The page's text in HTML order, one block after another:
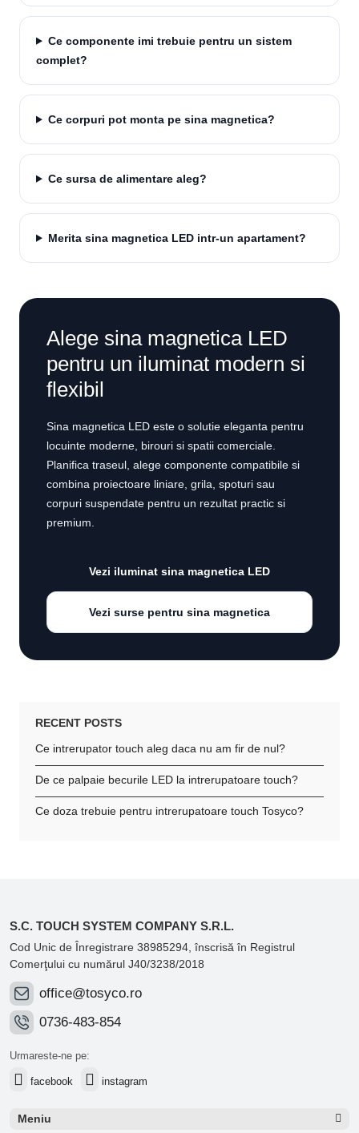
Ce componente imi trebuie pentru un sistem
complet?
Ce corpuri pot monta pe sina magnetica?
Ce sursa de alimentare aleg?
Merita sina magnetica LED intr-un apartament?
Alege sina magnetica LED
pentru un iluminat modern si
flexibil
Sina magnetica LED este o solutie eleganta pentru
locuinte moderne, birouri si spatii comerciale.
Planifica traseul, alege componente compatibile si
combina proiectoare liniare, grila, spoturi sau
corpuri suspendate pentru un rezultat practic si
premium.
Vezi iluminat sina magnetica LED
Vezi surse pentru sina magnetica
RECENT POSTS
Ce intrerupator touch aleg daca nu am fir de nul?
De ce palpaie becurile LED la intrerupatoare touch?
Ce doza trebuie pentru intrerupatoare touch Tosyco?
S.C. TOUCH SYSTEM COMPANY S.R.L.
Cod Unic de Înregistrare 38985294, înscrisă în Registrul
Comerţului cu numărul J40/3238/2018
office@tosyco.ro
0736-483-854
Urmareste-ne pe:
facebook instagram
Meniu